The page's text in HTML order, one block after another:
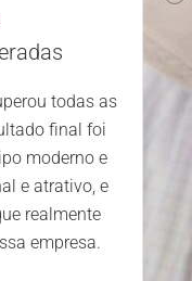
todas as
final foi
moderno e
e atrativo, e
realmente
empresa.